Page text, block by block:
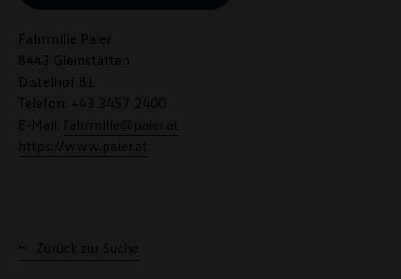
Fahrmilie Paier
8443 Gleinstätten
Distelhof 81
Telefon: +43 3457 2400
E-Mail: fahrmilie@paier.at
https://www.paier.at
Zurück zur Suche
Hinweis zu Cookies für Marketingzwecke:
einen von uns personalisierten Link auf unsere Website gelangen,
können Ihre erzeugten Daten, sofern Sie dem explizit zugestimmt
(„Cookies mit Marketingzwecke“) haben, von Ihrem zugeordneten
Händler bzw. im Falle eines Porsche Betriebs, Porsche Inter Auto
GmbH & Co KG, eingesehen werden.
VW Cookie-Richtlinien